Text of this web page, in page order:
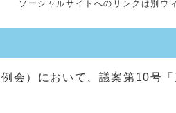
ソーシャルサイトへのリンクは別ウ
）において、議案第10号